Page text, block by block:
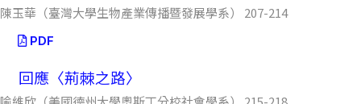
陳玉華（臺灣大學生物產業傳播暨發展學系） 207-214
PDF
回應〈荊棘之路〉